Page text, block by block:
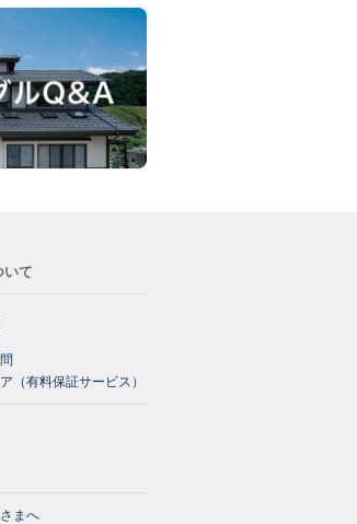
いて
（有料保証サービス）
まへ